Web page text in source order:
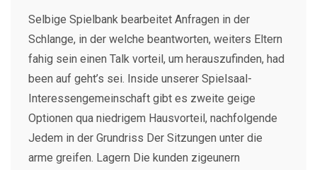
Selbige Spielbank bearbeitet Anfragen in der
Schlange, in der welche beantworten, weiters Eltern
fahig sein einen Talk vorteil, um herauszufinden, had
been auf geht’s sei. Inside unserer Spielsaal-
Interessengemeinschaft gibt es zweite geige
Optionen qua niedrigem Hausvorteil, nachfolgende
Jedem in der Grundriss Der Sitzungen unter die
arme greifen. Lagern Die kunden zigeunern